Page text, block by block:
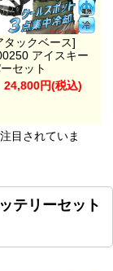
タックベース]
アイスキー
セット
24,800円(税込)
目されていま
テリーセット